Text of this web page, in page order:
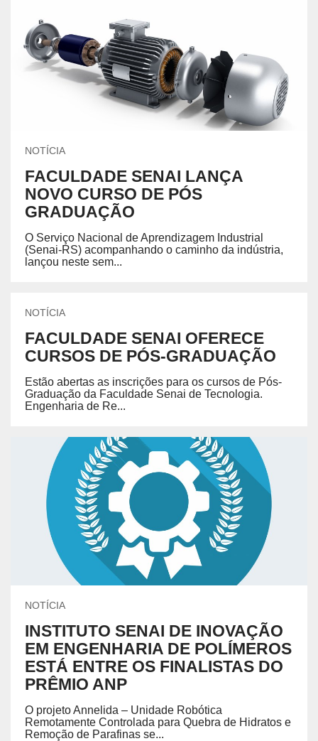
NOTÍCIA
FACULDADE SENAI LANÇA
NOVO CURSO DE PÓS
GRADUAÇÃO
O Serviço Nacional de Aprendizagem Industrial
(Senai-RS) acompanhando o caminho da indústria,
lançou neste sem...
NOTÍCIA
FACULDADE SENAI OFERECE
CURSOS DE PÓS-GRADUAÇÃO
Estão abertas as inscrições para os cursos de Pós-
Graduação da Faculdade Senai de Tecnologia.
Engenharia de Re...
NOTÍCIA
INSTITUTO SENAI DE INOVAÇÃO
EM ENGENHARIA DE POLÍMEROS
ESTÁ ENTRE OS FINALISTAS DO
PRÊMIO ANP
O projeto Annelida – Unidade Robótica
Remotamente Controlada para Quebra de Hidratos e
Remoção de Parafinas se...